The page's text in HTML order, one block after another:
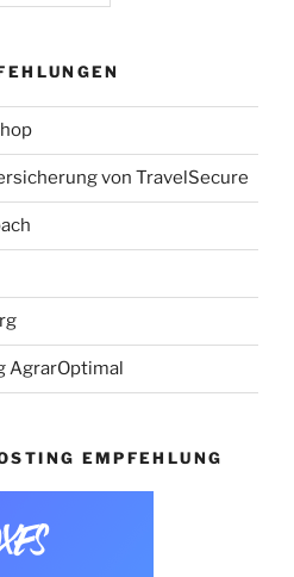
von TravelSecure
AgrarOptimal
EMPFEHLUNG